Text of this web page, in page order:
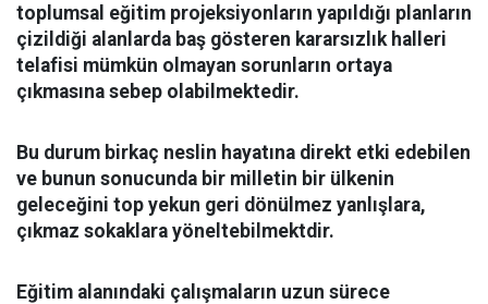
toplumsal eğitim projeksiyonların yapıldığı planların
çizildiği alanlarda baş gösteren kararsızlık halleri
telafisi mümkün olmayan sorunların ortaya
çıkmasına sebep olabilmektedir.
Bu durum birkaç neslin hayatına direkt etki edebilen
ve bunun sonucunda bir milletin bir ülkenin
geleceğini top yekun geri dönülmez yanlışlara,
çıkmaz sokaklara yöneltebilmektdir.
Eğitim alanındaki çalışmaların uzun sürece